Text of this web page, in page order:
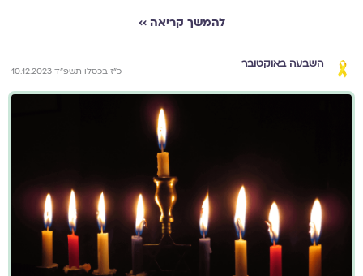
להמשך קריאה ››
השבעה באוקטובר
כ״ז בכסלו תשפ״ד 10.12.2023